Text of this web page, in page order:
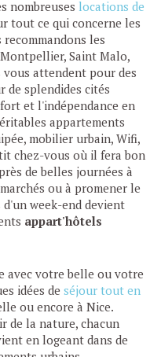
nombreuseslocations de
tout ce qui concerne les
les
Saint Malo,
attendent pour des
de splendides cités
et l'indépendance en
appartements
mobilier urbain, Wifi,
chez-vous où il fera bon
de belles journées à
ou à promener le
week-end devient
appart'hôtels
avec votre belle ou votre
idées deséjour tout en
ou encore à Nice.
de la nature, chacun
en logeant dans de